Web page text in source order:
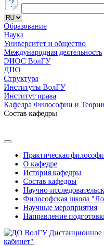
Образование
Наука
Университет и общество
Международная деятельность
ЭИОС ВолГУ
ДПО
Структура
Институты ВолГУ
Институт права
Кафедра Философии и
Состав кафедры
Практическая
О кафедре
История кафедры
Состав кафедры
Научно-
Философская школа
Научные мероприятия
Направление
Дистанционное
кабинет"